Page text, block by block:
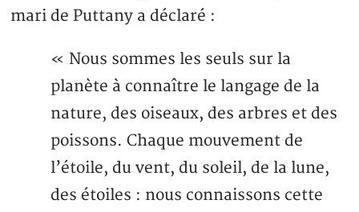
mari de Puttany a déclaré :
« Nous sommes les seuls sur la
planète à connaître le langage de la
nature, des oiseaux, des arbres et des
poissons. Chaque mouvement de
l’étoile, du vent, du soleil, de la lune,
des étoiles : nous connaissons cette